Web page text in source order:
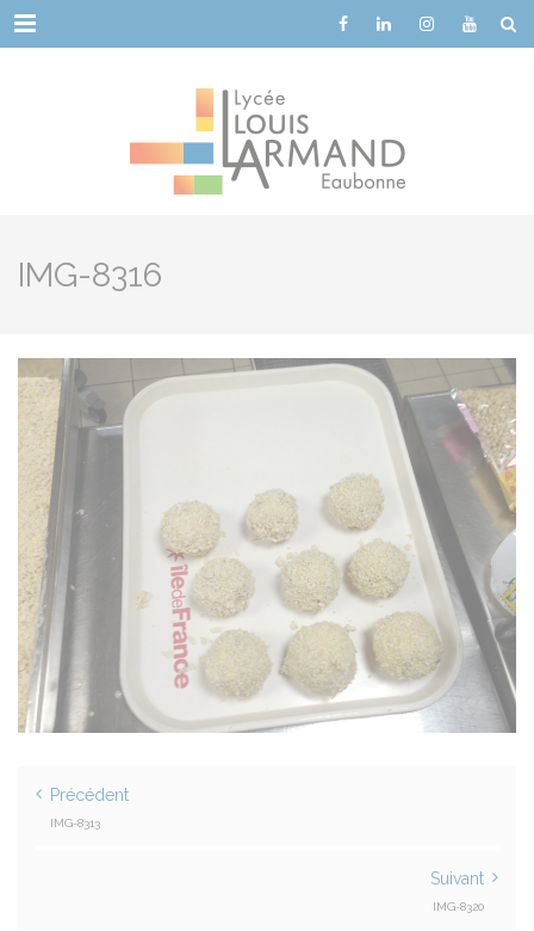
Menu
IMG-8316
Précédent
IMG-8313
Suivant
IMG-8320
Cookies management panel